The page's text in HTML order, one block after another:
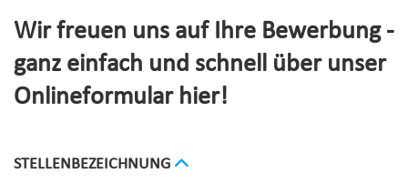
Wir freuen uns auf Ihre Bewerbung -
ganz einfach und schnell über unser
Onlineformular hier!
STELLENBEZEICHNUNG